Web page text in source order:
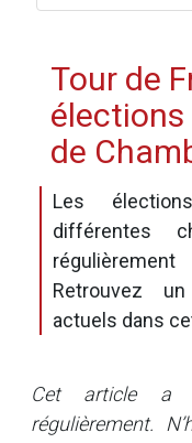
Tour de
élections
de
Les
différentes
Retrouvez
actuels dans
Cet article a
régulièrement.